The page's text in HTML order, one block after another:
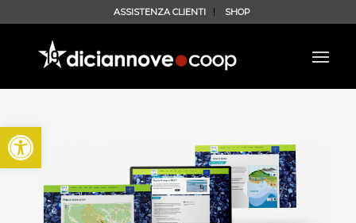
Apri la barra degli strumenti
ASSISTENZA CLIENTI SHOP